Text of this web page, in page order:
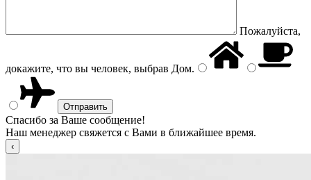
Пожалуйста,
докажите, что вы человек, выбрав Дом.
Спасибо за Ваше сообщение!
Наш менеджер свяжется с Вами в ближайшее время.